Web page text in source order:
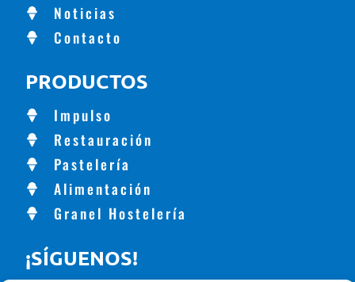
Noticias
Contacto
PRODUCTOS
Impulso
Restauración
Pastelería
Alimentación
Granel Hostelería
¡SÍGUENOS!